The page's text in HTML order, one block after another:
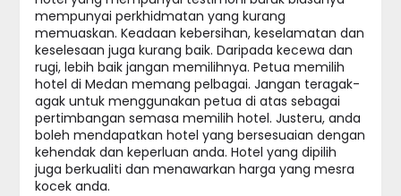
mempunyai perkhidmatan yang kurang
memuaskan. Keadaan kebersihan, keselamatan dan
keselesaan juga kurang baik. Daripada kecewa dan
rugi, lebih baik jangan memilihnya. Petua memilih
hotel di Medan memang pelbagai. Jangan teragak-
agak untuk menggunakan petua di atas sebagai
pertimbangan semasa memilih hotel. Justeru, anda
boleh mendapatkan hotel yang bersesuaian dengan
kehendak dan keperluan anda. Hotel yang dipilih
juga berkualiti dan menawarkan harga yang mesra
kocek anda.